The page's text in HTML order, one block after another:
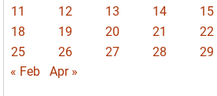
11
12 13 14 15
18
19 20 21 22
25
26 27 28 29
« Feb
Apr »